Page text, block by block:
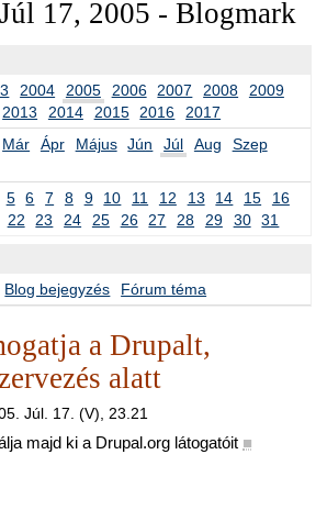
17, 2005 - Blogmark
2004 2005 2006 2007 2008
2009
2013 2014 2015 2016
2017
Már Ápr Május Jún Júl Aug
Szep
5 6 7 8 9 10 11 12 13 14 15
16
22 23 24 25 26 27 28 29 30 31
Blog bejegyzés Fórum téma
a Drupalt,
alatt
Júl. 17. (V), 23.21
majd ki a Drupal.org látogatóit ■